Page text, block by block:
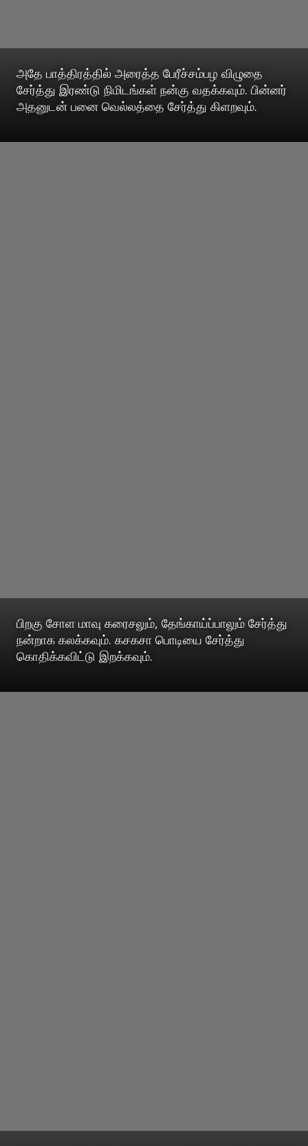
அதே பாத்திரத்தில் அரைத்த பேரீச்சம்பழ விழுதை
சேர்த்து இரண்டு நிமிடங்கள் நன்கு வதக்கவும். பின்னர்
அதனுடன் பனை வெல்லத்தை சேர்த்து கிளறவும்.
பிறகு சோள மாவு கரைசலும், தேங்காய்ப்பாலும் சேர்த்து
நன்றாக கலக்கவும். கசகசா பொடியை சேர்த்து
கொதிக்கவிட்டு இறக்கவும்.